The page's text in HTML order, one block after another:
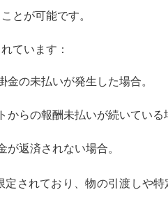
とが可能です。
ています：
金の未払いが発生した場合。
からの報酬未払いが続いている
が返済されない場合。
されており、物の引渡しや